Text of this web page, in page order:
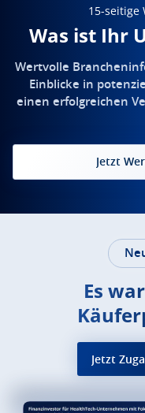
15-seitige
Was ist Ihr
Wertvolle
Einblicke in
einen erfolgreichen
Jetzt
Es
Jetzt